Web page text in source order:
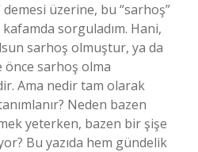
üzerine, bu “sarhoş”
sorguladım. Hani,
sarhoş olmuştur, ya da
önce sarhoş olma
Ama nedir tam olarak
Neden bazen
yeterken, bazen bir şişe
Bu yazıda hem gündelik